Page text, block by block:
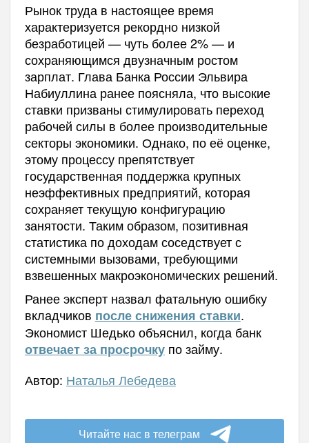
Рынок труда в настоящее время
характеризуется рекордно низкой
безработицей — чуть более 2% — и
сохраняющимся двузначным ростом
зарплат. Глава Банка России Эльвира
Набиуллина ранее поясняла, что высокие
ставки призваны стимулировать переход
рабочей силы в более производительные
секторы экономики. Однако, по её оценке,
этому процессу препятствует
государственная поддержка крупных
неэффективных предприятий, которая
сохраняет текущую конфигурацию
занятости. Таким образом, позитивная
статистика по доходам соседствует с
системными вызовами, требующими
взвешенных макроэкономических решений.
Ранее эксперт назвал фатальную ошибку
вкладчиков после снижения ставки.
Экономист Шедько объяснил, когда банк
отвечает за просрочкупо займу.
Автор: Наталья Лебедева
Читайте нас в телеграм